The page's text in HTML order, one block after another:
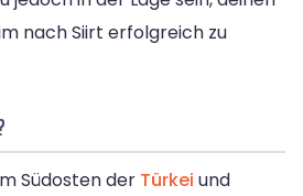
nach Siirt erfolgreich zu
Südosten der Türkei und